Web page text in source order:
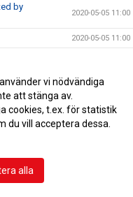
by
2020-05-05 11:00
2020-05-05 11:00
2020-04-24 11:00
2020-04-20 11:00
vi nödvändiga
att stänga av.
cookies, t.ex. för statistik
du vill acceptera dessa.
alla